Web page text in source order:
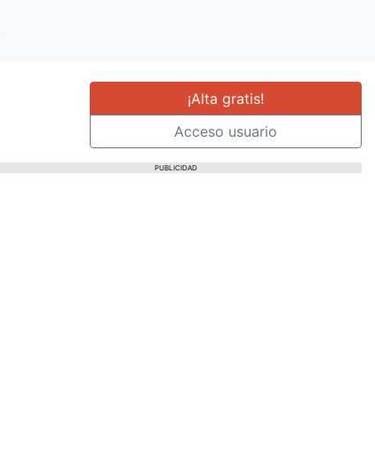
¡Alta gratis!
Acceso usuario
PUBLICIDAD